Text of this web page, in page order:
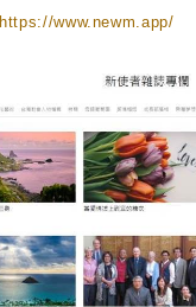
https://www.newm.app/